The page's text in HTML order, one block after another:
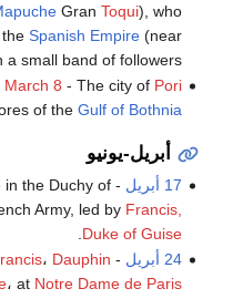
Gran Toqui), who
Spanish Empire(near
small band of followers.
March 8 - The city of Pori
of the Gulf of Bothnia
أبريل-يونيو
17 أبريل - The
in the Duchy of
Army, led by Francis,
Duke of Guise
24 أبريل
- ، Dauphin
، at Notre Dame de Paris